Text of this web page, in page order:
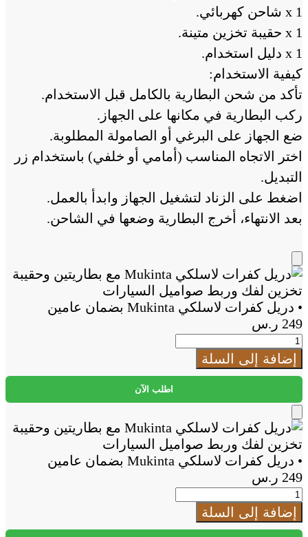
1 x شاحن كهربائي.
1 x حقيبة تخزين متينة.
1 x دليل استخدام.
كيفية الاستخدام:
تأكد من شحن البطارية بالكامل قبل الاستخدام.
ركب البطارية في مكانها على الجهاز.
ضع الجهاز على البرغي أو الصامولة المطلوبة.
اختر الاتجاه المناسب (أمامي أو خلفي) باستخدام زر
التبديل.
اضغط على الزناد لتشغيل الجهاز وابدأ بالعمل.
بعد الانتهاء، أخرج البطارية وضعها في الشاحن.
Add
to
Cart
• دريل كفرات لاسلكي Mukinta بضمان عامين
249 ر.س
كمية
دريل
لاسلكي
Mukinta
بضمان
عامين
إضافة إلى السلة
اطلب الآن
Add
to
Cart
• دريل كفرات لاسلكي Mukinta بضمان عامين
249 ر.س
كمية
دريل
إضافة إلى السلة